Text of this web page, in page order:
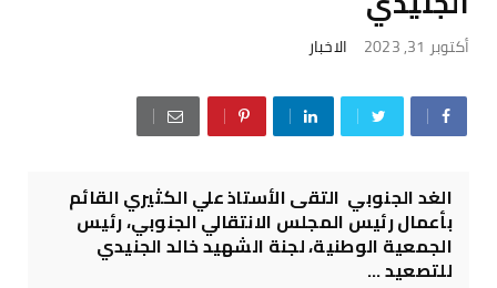
أكتوبر 31, 2023 الاخبار
الغد الجنوبي التقى الأستاذ علي الكثيري القائم
بأعمال رئيس المجلس الانتقالي الجنوبي، رئيس
الجمعية الوطنية، لجنة الشهيد خالد الجنيدي
للتصعيد ...